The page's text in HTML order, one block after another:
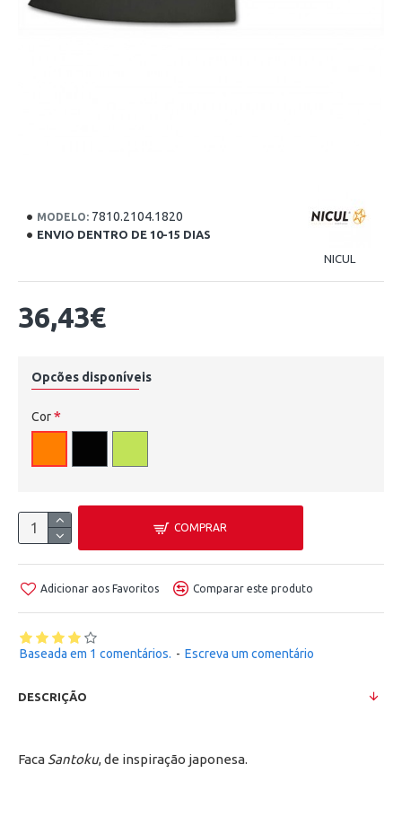
MODELO: 7810.2104.1820
ENVIO DENTRO DE 10-15 DIAS
NICUL
Baseada em 1 comentários. - Escreva um comentário
36,43€
Opcões disponíveis
Cor
COMPRAR
Adicionar aos Favoritos Comparar este produto
DESCRIÇÃO
Faca Santoku, de inspiração japonesa.